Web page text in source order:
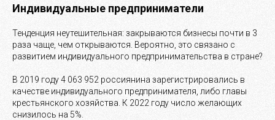
Индивидуальные предприниматели
Тенденция неутешительная: закрываются бизнесы почти в 3
раза чаще, чем открываются. Вероятно, это связано с
развитием индивидуального предпринимательства в стране?
В 2019 году 4 063 952 россиянина зарегистрировались в
качестве индивидуального предпринимателя, либо главы
крестьянского хозяйства. К 2022 году число желающих
снизилось на 5%.